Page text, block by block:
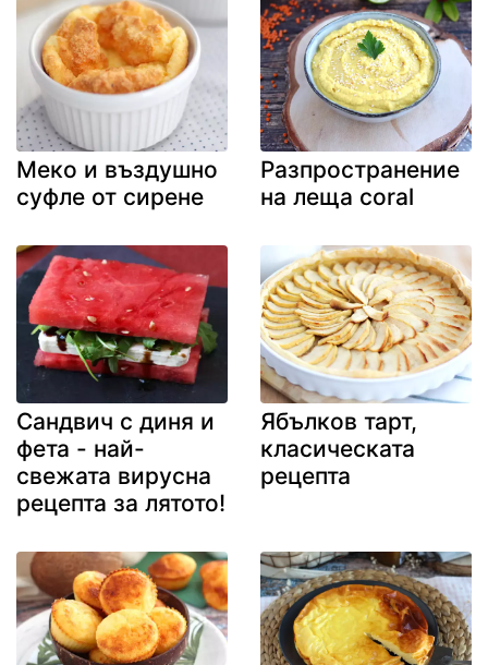
Меко и въздушно
суфле от сирене
Разпространение
на леща coral
Сандвич с диня и
фета - най-
свежата вирусна
рецепта за лятото!
Ябълков тарт,
класическата
рецепта